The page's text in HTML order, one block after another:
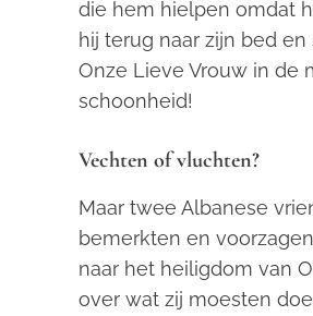
die hem hielpen omdat
hij terug naar zijn bed
Onze Lieve Vrouw in de
schoonheid!
Vechten of vluchten?
Maar twee Albanese
bemerkten en
naar het heiligdom van
over wat zij moesten